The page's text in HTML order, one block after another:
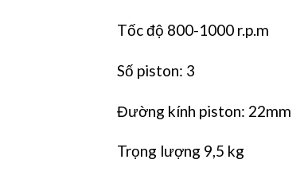
Tốc độ 800-1000 r.p.m
Số piston: 3
Đường kính piston: 22mm
Trọng lượng 9,5 kg